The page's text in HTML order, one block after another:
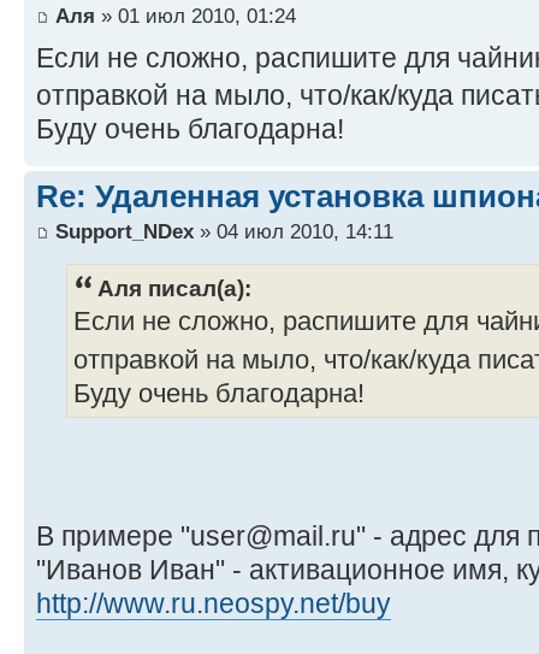
Аля » 01 июл 2010, 01:24
Если не сложно, распишите для
отправкой на мыло, что/как/куда
Буду очень благодарна!
Re: Удаленная установка
Support_NDex » 04 июл 2010, 14:11
Аля писал(а):
Если не сложно, распишите для
отправкой на мыло, что/как/куда
Буду очень благодарна!
В примере "user@mail.ru" - адрес для
"Иванов Иван" - активационное имя,
http://www.ru.neospy.net/buy